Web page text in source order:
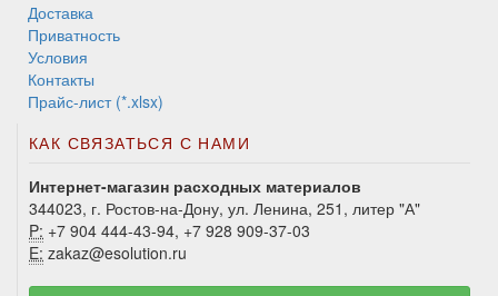
Доставка
Приватность
Условия
Контакты
Прайс-лист (*.xlsx)
КАК СВЯЗАТЬСЯ С НАМИ
Интернет-магазин расходных материалов
344023, г. Ростов-на-Дону, ул. Ленина, 251, литер "А"
P: +7 904 444-43-94, +7 928 909-37-03
E: zakaz@esolution.ru